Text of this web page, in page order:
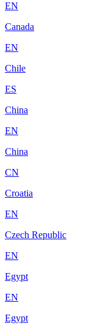
EN
Canada
EN
Chile
ES
China
EN
China
CN
Croatia
EN
Czech Republic
EN
Egypt
EN
Egypt